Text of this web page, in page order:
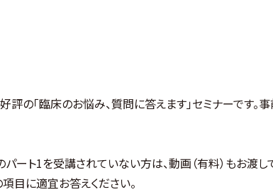
評の「臨床のお悩み、質問に答えます」セミナーです
パート1を受講されていない方は、動画（有料）もお渡し
目に適宜お答えください。